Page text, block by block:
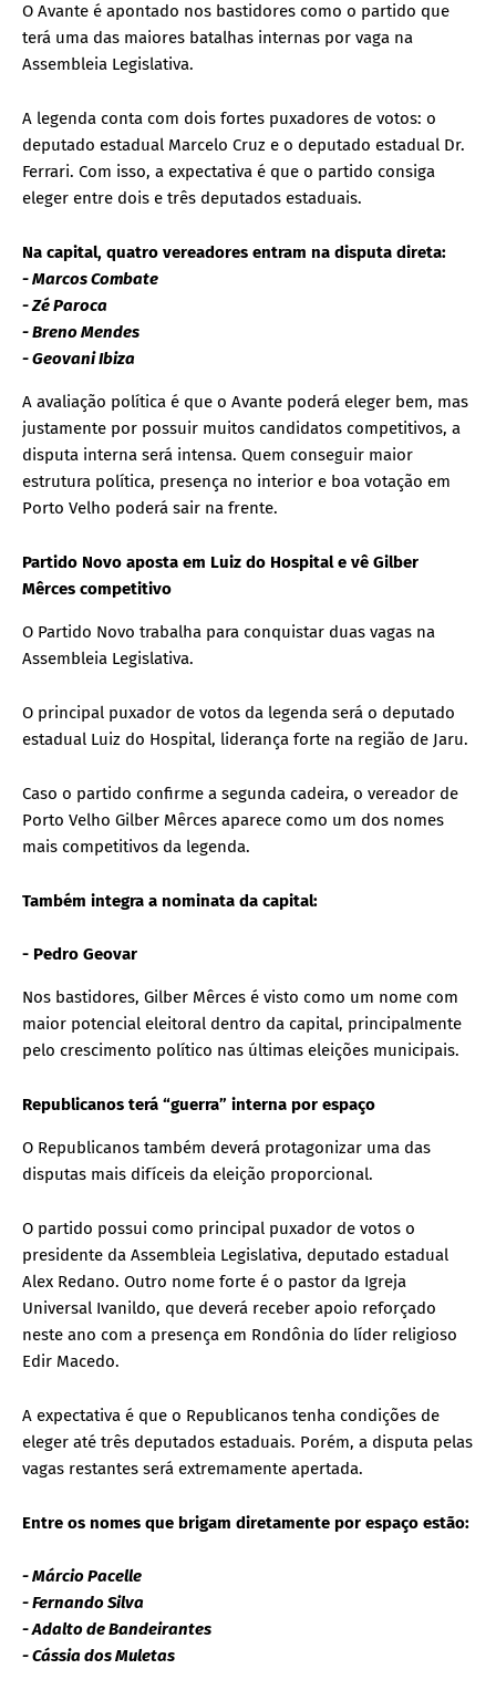
O Avante é apontado nos bastidores como o partido que
terá uma das maiores batalhas internas por vaga na
Assembleia Legislativa.
A legenda conta com dois fortes puxadores de votos: o
deputado estadual Marcelo Cruz e o deputado estadual Dr.
Ferrari. Com isso, a expectativa é que o partido consiga
eleger entre dois e três deputados estaduais.
Na capital, quatro vereadores entram na disputa direta:
- Marcos Combate
- Zé Paroca
- Breno Mendes
- Geovani Ibiza
A avaliação política é que o Avante poderá eleger bem, mas
justamente por possuir muitos candidatos competitivos, a
disputa interna será intensa. Quem conseguir maior
estrutura política, presença no interior e boa votação em
Porto Velho poderá sair na frente.
Partido Novo aposta em Luiz do Hospital e vê Gilber
Mêrces competitivo
O Partido Novo trabalha para conquistar duas vagas na
Assembleia Legislativa.
O principal puxador de votos da legenda será o deputado
estadual Luiz do Hospital, liderança forte na região de Jaru.
Caso o partido confirme a segunda cadeira, o vereador de
Porto Velho Gilber Mêrces aparece como um dos nomes
mais competitivos da legenda.
Também integra a nominata da capital:
- Pedro Geovar
Nos bastidores, Gilber Mêrces é visto como um nome com
maior potencial eleitoral dentro da capital, principalmente
pelo crescimento político nas últimas eleições municipais.
Republicanos terá “guerra” interna por espaço
O Republicanos também deverá protagonizar uma das
disputas mais difíceis da eleição proporcional.
O partido possui como principal puxador de votos o
presidente da Assembleia Legislativa, deputado estadual
Alex Redano. Outro nome forte é o pastor da Igreja
Universal Ivanildo, que deverá receber apoio reforçado
neste ano com a presença em Rondônia do líder religioso
Edir Macedo.
A expectativa é que o Republicanos tenha condições de
eleger até três deputados estaduais. Porém, a disputa pelas
vagas restantes será extremamente apertada.
Entre os nomes que brigam diretamente por espaço estão:
- Márcio Pacelle
- Fernando Silva
- Adalto de Bandeirantes
- Cássia dos Muletas